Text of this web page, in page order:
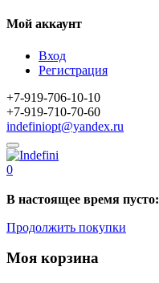
Мой аккаунт
Вход
Регистрация
+7-919-706-10-10
+7-919-710-70-60
indefiniopt@yandex.ru
0
В настоящее время пусто:
Продолжить покупки
Моя корзина